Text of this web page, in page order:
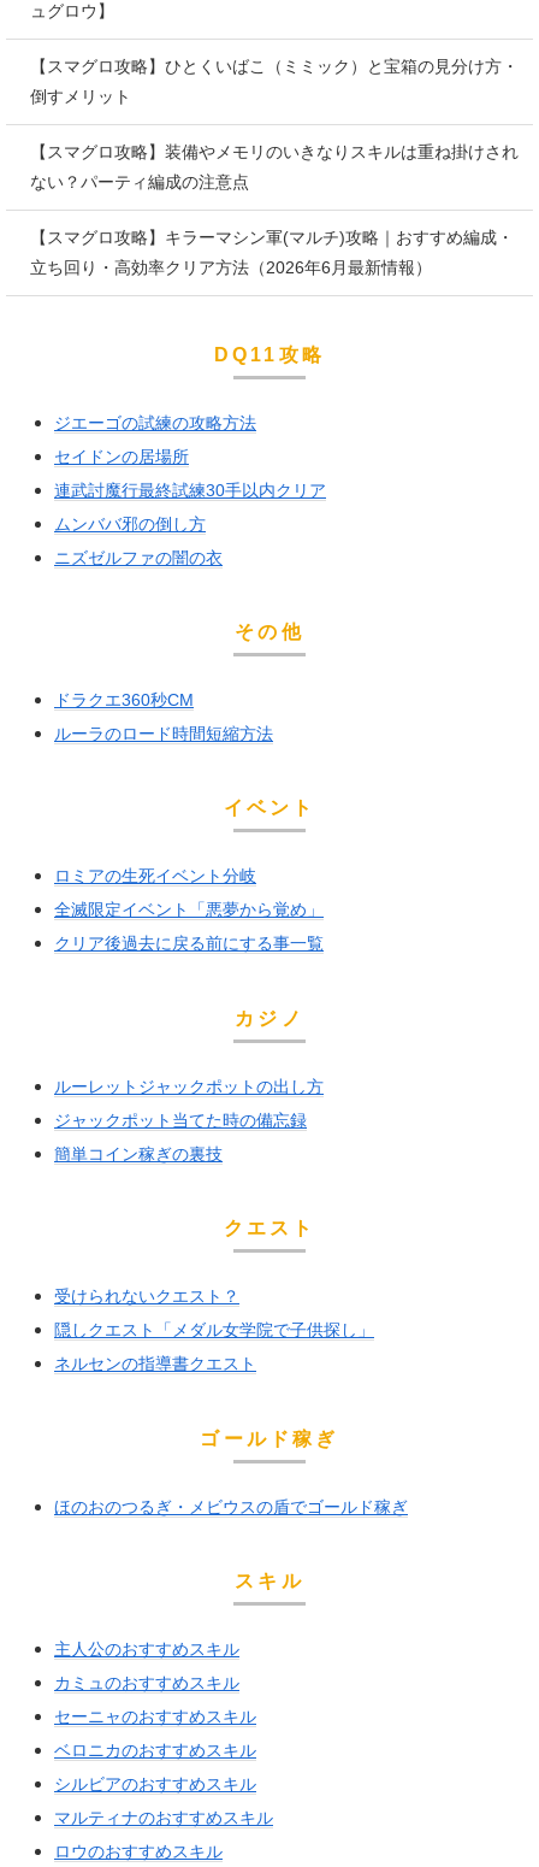
ュグロウ】
【スマグロ攻略】ひとくいばこ（ミミック）と宝箱の見分け方・
倒すメリット
【スマグロ攻略】装備やメモリのいきなりスキルは重ね掛けされ
ない？パーティ編成の注意点
【スマグロ攻略】キラーマシン軍(マルチ)攻略｜おすすめ編成・
立ち回り・高効率クリア方法（2026年6月最新情報）
DQ11攻略
ジエーゴの試練の攻略方法
セイドンの居場所
連武討魔行最終試練30手以内クリア
ムンババ邪の倒し方
ニズゼルファの闇の衣
その他
ドラクエ360秒CM
ルーラのロード時間短縮方法
イベント
ロミアの生死イベント分岐
全滅限定イベント「悪夢から覚め」
クリア後過去に戻る前にする事一覧
カジノ
ルーレットジャックポットの出し方
ジャックポット当てた時の備忘録
簡単コイン稼ぎの裏技
クエスト
受けられないクエスト？
隠しクエスト「メダル女学院で子供探し」
ネルセンの指導書クエスト
ゴールド稼ぎ
ほのおのつるぎ・メビウスの盾でゴールド稼ぎ
スキル
主人公のおすすめスキル
カミュのおすすめスキル
セーニャのおすすめスキル
ベロニカのおすすめスキル
シルビアのおすすめスキル
マルティナのおすすめスキル
ロウのおすすめスキル